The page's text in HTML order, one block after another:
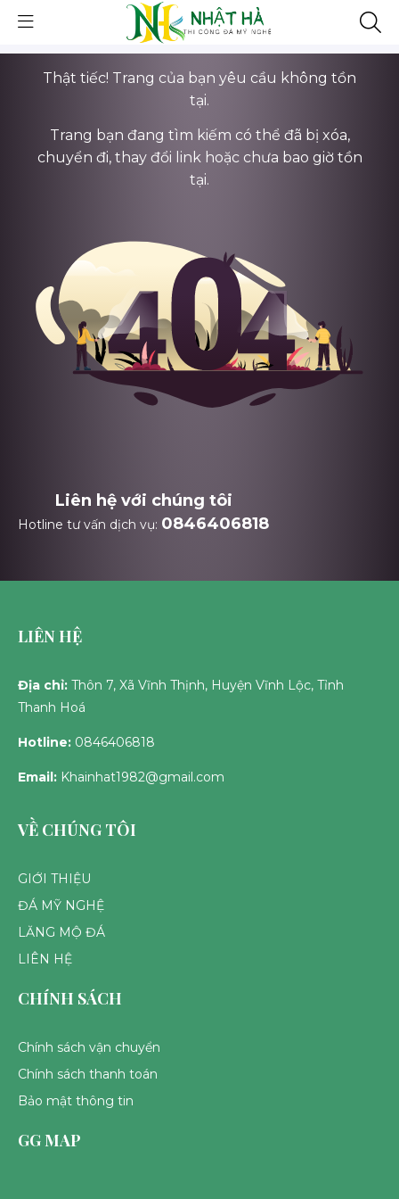
Thật tiếc! Trang của bạn yêu cầu không tồn
tại.
Trang bạn đang tìm kiếm có thể đã bị xóa,
chuyển đi, thay đổi link hoặc chưa bao giờ tồn
tại.
Liên hệ với chúng tôi
Hotline tư vấn dịch vụ: 0846406818
LIÊN HỆ
Địa chỉ: Thôn 7, Xã Vĩnh Thịnh, Huyện Vĩnh Lộc, Tỉnh
Thanh Hoá
Hotline: 0846406818
Email: Khainhat1982@gmail.com
VỀ CHÚNG TÔI
GIỚI THIỆU
ĐÁ MỸ NGHỆ
LĂNG MỘ ĐÁ
LIÊN HỆ
CHÍNH SÁCH
Chính sách vận chuyển
Chính sách thanh toán
Bảo mật thông tin
GG MAP